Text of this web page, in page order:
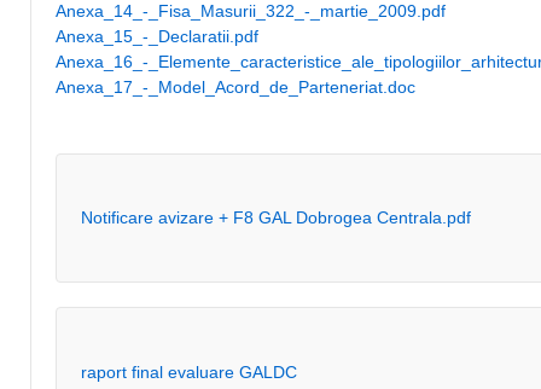
Anexa_14_-_Fisa_Masurii_322_-_martie_2009.pdf
Anexa_15_-_Declaratii.pdf
Anexa_16_-
Anexa_17_-_Model_Acord_de_Parteneriat.doc
Notificare avizare + F8 GAL Dobrogea Centrala.pdf
raport final evaluare GALDC